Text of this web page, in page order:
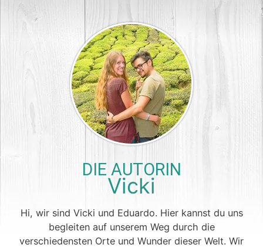
DIE AUTORIN
Vicki
Hi, wir sind Vicki und Eduardo. Hier kannst du uns
begleiten auf unserem Weg durch die
verschiedensten Orte und Wunder dieser Welt. Wir